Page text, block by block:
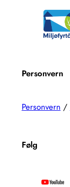
Personvern
Personvern /
Følg